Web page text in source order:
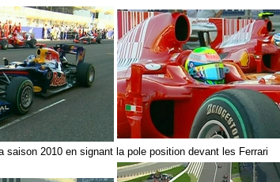
2010 en signant la pole position devant les Ferrari